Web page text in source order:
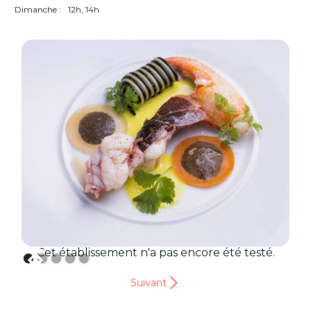
Dimanche :
12h, 14h
Cet établissement n'a pas encore été testé.
Suivant